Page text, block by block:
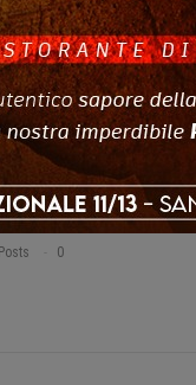
di essere
per sostenere un
umane.
Praia a Mare Shame
0